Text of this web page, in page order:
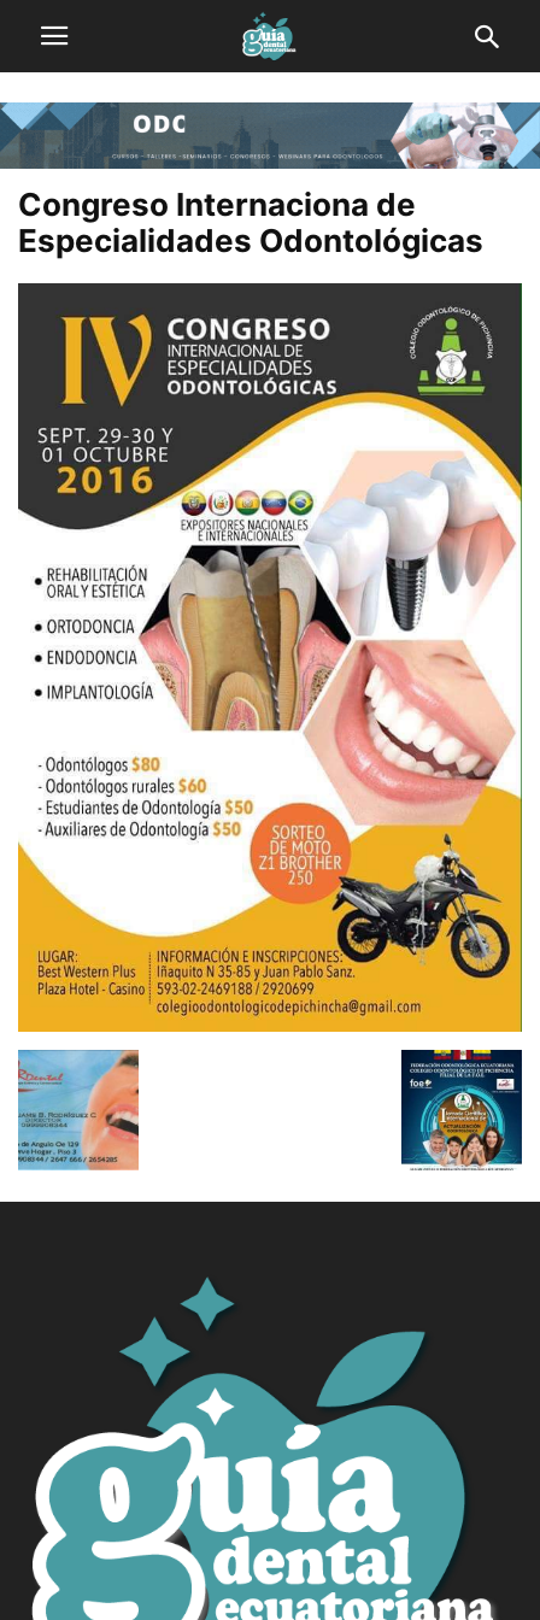
Congreso Internaciona de
Especialidades Odontológicas